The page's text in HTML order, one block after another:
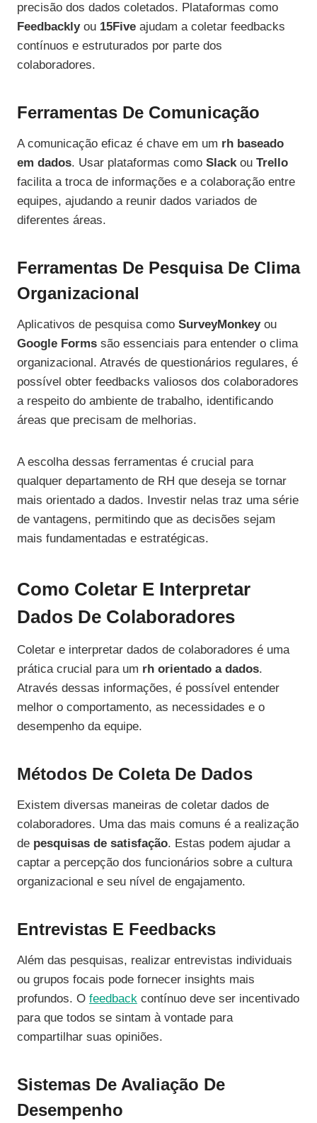
precisão dos dados coletados. Plataformas como
Feedbacklyou 15Five ajudam a coletar feedbacks
contínuos e estruturados por parte dos
colaboradores.
Ferramentas De Comunicação
A comunicação eficaz é chave em um rh baseado
em dados. Usar plataformas como Slackou Trello
facilita a troca de informações e a colaboração entre
equipes, ajudando a reunir dados variados de
diferentes áreas.
Ferramentas De Pesquisa De Clima
Organizacional
Aplicativos de pesquisa como SurveyMonkeyou
Google Forms são essenciais para entender o clima
organizacional. Através de questionários regulares, é
possível obter feedbacks valiosos dos colaboradores
a respeito do ambiente de trabalho, identificando
áreas que precisam de melhorias.
A escolha dessas ferramentas é crucial para
qualquer departamento de RH que deseja se tornar
mais orientado a dados. Investir nelas traz uma série
de vantagens, permitindo que as decisões sejam
mais fundamentadas e estratégicas.
Como Coletar E Interpretar
Dados De Colaboradores
Coletar e interpretar dados de colaboradores é uma
prática crucial para um rh orientado a dados.
Através dessas informações, é possível entender
melhor o comportamento, as necessidades e o
desempenho da equipe.
Métodos De Coleta De Dados
Existem diversas maneiras de coletar dados de
colaboradores. Uma das mais comuns é a realização
de pesquisas de satisfação. Estas podem ajudar a
captar a percepção dos funcionários sobre a cultura
organizacional e seu nível de engajamento.
Entrevistas E Feedbacks
Além das pesquisas, realizar entrevistas individuais
ou grupos focais pode fornecer insights mais
profundos. O feedback contínuo deve ser incentivado
para que todos se sintam à vontade para
compartilhar suas opiniões.
Sistemas De Avaliação De
Desempenho